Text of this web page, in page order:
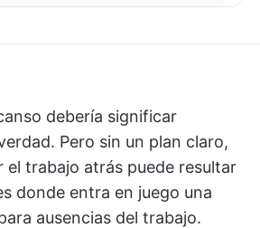
debería significar
Pero sin un plan claro,
el trabajo atrás puede resultar
donde entra en juego una
ausencias del trabajo.